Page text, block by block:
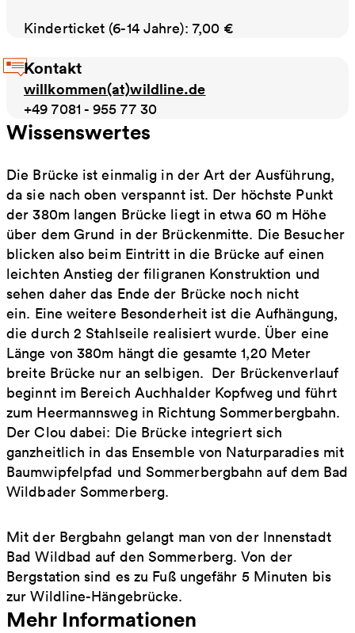
Kinderticket (6-14 Jahre): 7,00 €
Kontakt
willkommen(at)wildline.de
+49 7081 - 955 77 30
Wissenswertes
Die Brücke ist einmalig in der Art der Ausführung,
da sie nach oben verspannt ist. Der höchste Punkt
der 380m langen Brücke liegt in etwa 60 m Höhe
über dem Grund in der Brückenmitte. Die Besucher
blicken also beim Eintritt in die Brücke auf einen
leichten Anstieg der filigranen Konstruktion und
sehen daher das Ende der Brücke noch nicht
ein. Eine weitere Besonderheit ist die Aufhängung,
die durch 2 Stahlseile realisiert wurde. Über eine
Länge von 380m hängt die gesamte 1,20 Meter
breite Brücke nur an selbigen. Der Brückenverlauf
beginnt im Bereich Auchhalder Kopfweg und führt
zum Heermannsweg in Richtung Sommerbergbahn.
Der Clou dabei: Die Brücke integriert sich
ganzheitlich in das Ensemble von Naturparadies mit
Baumwipfelpfad und Sommerbergbahn auf dem Bad
Wildbader Sommerberg.
Mit der Bergbahn gelangt man von der Innenstadt
Bad Wildbad auf den Sommerberg. Von der
Bergstation sind es zu Fuß ungefähr 5 Minuten bis
zur Wildline-Hängebrücke.
Mehr Informationen